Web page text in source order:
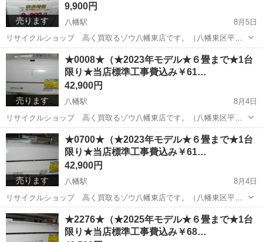
売ります
9,900円
八幡駅
8月5日
リサイクルショップ 高く買取るゾウ八幡東店です。（八幡東区平野
にあるゾウさんの看板のお店です） ※引取限定（NET決済は行ってお
りません）※ 東芝 全自動洗濯機5.0kg 入荷しました。 色：白 型
福岡 北九州市 八幡駅 生活家電 東芝
売ります
★0008★（★2023年モデル★６畳まで★1台
限り★当店標準工事費込み￥61…
42,900円
八幡駅
8月4日
リサイクルショップ 高く買取るゾウ八幡東店です。（八幡東区平野
にあるゾウさんの看板のお店です） （※こちらの商品は、引き取り限
定で、現品限りです。） ☆分解洗浄済です☆ 東芝 ルームエアコン
2.2Kw 入荷...
福岡 北九州市 八幡駅 季節、空調家電 RAS
売ります
★0700★（★2023年モデル★６畳まで★1台
限り★当店標準工事費込み￥61…
42,900円
八幡駅
8月4日
リサイクルショップ 高く買取るゾウ八幡東店です。（八幡東区平野
にあるゾウさんの看板のお店です） （※こちらの商品は、引き取り限
定で、現品限りです。） ☆分解洗浄済です☆ 日立 ルームエアコン
2.5Kw 入荷...
福岡 北九州市 八幡駅 季節、空調家電 RAS
★2276★（★2025年モデル★６畳まで★1台
限り★当店標準工事費込み￥68…